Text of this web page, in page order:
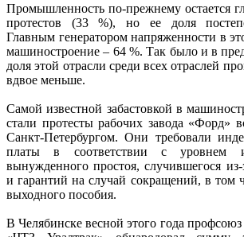
Промышленность по-прежнему остается
протестов (33 %), но ее доля
Главным генератором напряженности в
машиностроение – 64 %. Так было и в
доля этой отрасли среди всех отраслей
вдвое меньше.
Самой известной забастовкой в
стали протесты рабочих завода «Форд»
Санкт-Петербургом. Они требовали
платы в соответствии с уровнем
вынужденного простоя, случившегося
и гарантий на случай сокращений, в том
выходного пособия.
В Челябинске весной этого года профсоюз